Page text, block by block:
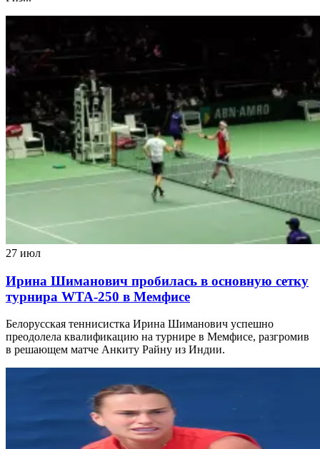
27 июл
Ирина Шиманович пробилась в основную сетку
турнира WTA-250 в Мемфисе
Белорусская теннисистка Ирина Шиманович успешно
преодолела квалификацию на турнире в Мемфисе, разгромив
в решающем матче Анкиту Райну из Индии.